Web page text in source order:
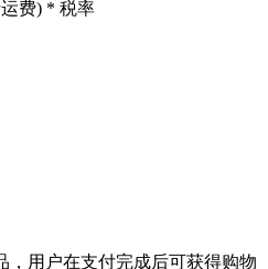
费) * 税率
，用户在支付完成后可获得购物